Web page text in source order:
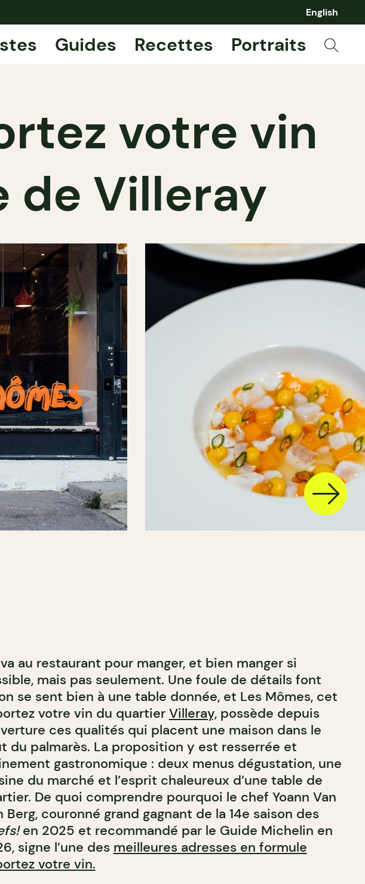
English
Guides Recettes Portraits
votre vin
de Villeray
au restaurant pour manger, et bien manger si
mais pas seulement. Une foule de détails font
se sent bien à une table donnée, et Les Mômes, cet
votre vin du quartier Villeray,possède depuis
ces qualités qui placent une maison dans le
du palmarès. La proposition y est resserrée et
gastronomique : deux menus dégustation, une
du marché et l’esprit chaleureux d’une table de
De quoi comprendre pourquoi le chef Yoann Van
Berg, couronné grand gagnant de la 14e saison des
en 2025 et recommandé par le Guide Michelin en
signe l’une des meilleures adresses en formule
votre vin.